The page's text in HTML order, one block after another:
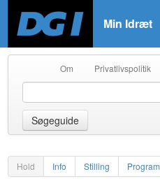
Min Idræt
Om Privatlivspolitik
Søgeguide
Hold Info Stilling Program